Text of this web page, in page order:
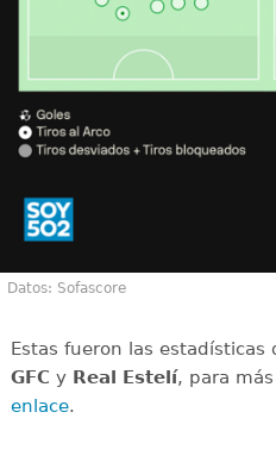
Datos: Sofascore
Estas fueron las estadísticas
GFC y Real Estelí, para
enlace.